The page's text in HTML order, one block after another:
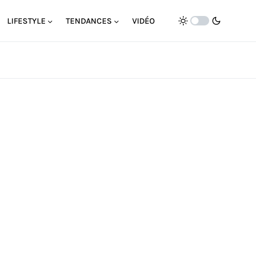
LIFESTYLE TENDANCES VIDÉO